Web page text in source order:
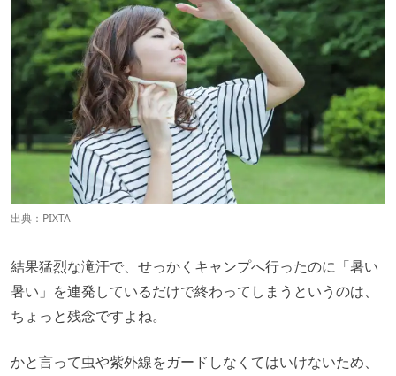
出典：PIXTA
結果猛烈な滝汗で、せっかくキャンプへ行ったのに「暑い
暑い」を連発しているだけで終わってしまうというのは、
ちょっと残念ですよね。
かと言って虫や紫外線をガードしなくてはいけないため、